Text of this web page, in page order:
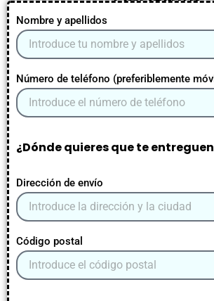
Nombre y apellidos
Número de teléfono (preferiblemente
¿Dónde quieres que te
Dirección de envío
Código postal